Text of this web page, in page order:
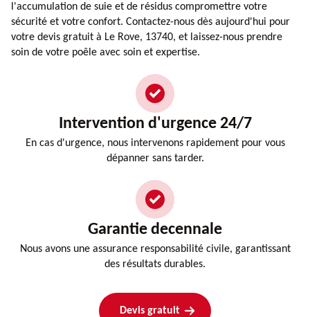
l'accumulation de suie et de résidus compromettre votre
sécurité et votre confort. Contactez-nous dès aujourd'hui pour
votre devis gratuit à Le Rove, 13740, et laissez-nous prendre
soin de votre poêle avec soin et expertise.
Intervention d'urgence 24/7
En cas d'urgence, nous intervenons rapidement pour vous
dépanner sans tarder.
Garantie decennale
Nous avons une assurance responsabilité civile, garantissant
des résultats durables.
Devis gratuit